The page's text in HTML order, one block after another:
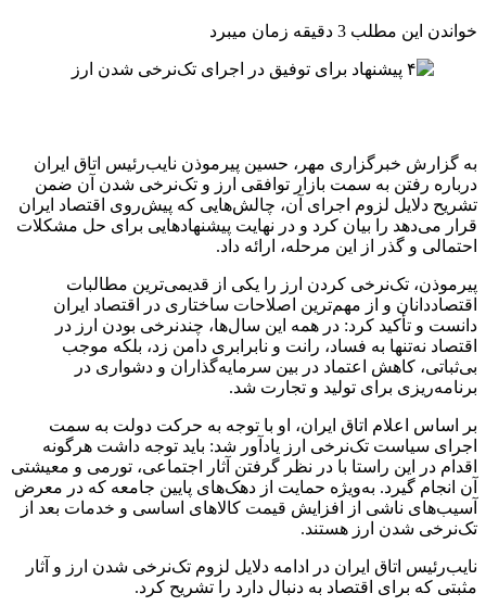
خواندن این مطلب 3 دقیقه زمان میبرد
به گزارش خبرگزاری مهر، حسین پیرموذن نایب‌رئیس اتاق ایران
درباره رفتن به سمت بازار توافقی ارز و تک‌نرخی شدن آن ضمن
تشریح دلایل لزوم اجرای آن، چالش‌هایی که پیش‌روی اقتصاد ایران
قرار می‌دهد را بیان کرد و در نهایت پیشنهادهایی برای حل مشکلات
احتمالی و گذر از این مرحله، ارائه داد.
پیرموذن، تک‌نرخی کردن ارز را یکی از قدیمی‌ترین مطالبات
اقتصاددانان و از مهم‌ترین اصلاحات ساختاری در اقتصاد ایران
دانست و تأکید کرد: در همه این سال‌ها، چندنرخی بودن ارز در
اقتصاد نه‌تنها به فساد، رانت و نابرابری دامن زد، بلکه موجب
بی‌ثباتی، کاهش اعتماد در بین سرمایه‌گذاران و دشواری در
برنامه‌ریزی برای تولید و تجارت شد.
بر اساس اعلام اتاق ایران، او با توجه به حرکت دولت به سمت
اجرای سیاست تک‌نرخی ارز یادآور شد: باید توجه داشت هرگونه
اقدام در این راستا با در نظر گرفتن آثار اجتماعی، تورمی و معیشتی
آن انجام گیرد. به‌ویژه حمایت از دهک‌های پایین جامعه که در معرض
آسیب‌های ناشی از افزایش قیمت کالاهای اساسی و خدمات بعد از
تک‌نرخی شدن ارز هستند.
نایب‌رئیس اتاق ایران در ادامه دلایل لزوم تک‌نرخی شدن ارز و آثار
مثبتی که برای اقتصاد به دنبال دارد را تشریح کرد.